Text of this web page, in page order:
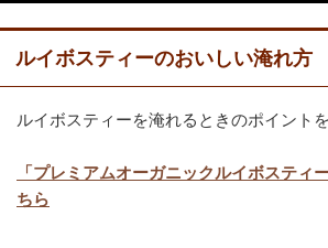
ルイボスティーのおいしい淹れ方
ルイボスティーを淹れるときのポイント
「プレミアムオーガニックルイボスティ
ちら